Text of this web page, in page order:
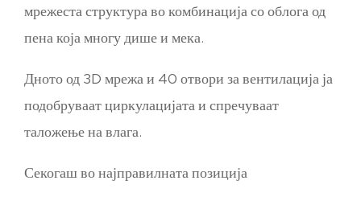
мрежеста структура во комбинација со облога од
пена која многу дише и мека.
Дното од 3D мрежа и 40 отвори за вентилација ја
подобруваат циркулацијата и спречуваат
таложење на влага.
Секогаш во најправилната позиција